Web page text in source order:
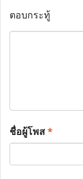
ตอบกระทู้
ชื่อผู้โพส*